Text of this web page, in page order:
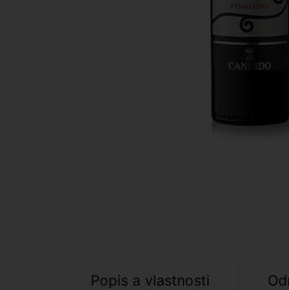
Popis a vlastnosti